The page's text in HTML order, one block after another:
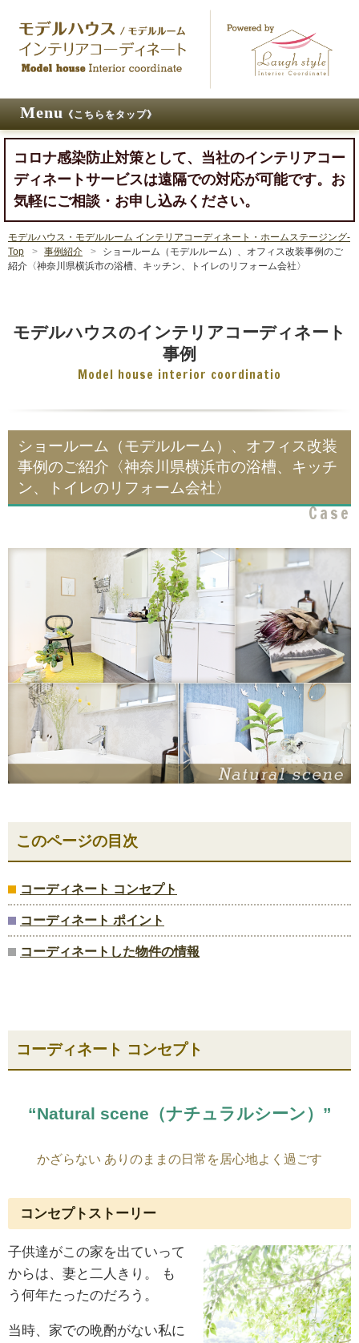
Menu 《こちらをタップ》
コロナ感染防止対策として、当社のインテリアコー
ディネートサービスは遠隔での対応が可能です。お
気軽にご相談・お申し込みください。
モデルハウス・モデルルーム インテリアコーディネート・ホームステージング-
Top
> 事例紹介 >
ショールーム（モデルルーム）、オフィス改装事例のご
紹介〈神奈川県横浜市の浴槽、キッチン、トイレのリフォーム会社〉
モデルハウスのインテリアコーディネート
事例
Model house interior coordinatio
ショールーム（モデルルーム）、オフィス改装
事例のご紹介〈神奈川県横浜市の浴槽、キッチ
ン、トイレのリフォーム会社〉
Case
このページの目次
コーディネート コンセプト
コーディネート ポイント
コーディネートした物件の情報
コーディネート コンセプト
“Natural scene（ナチュラルシーン）”
かざらない ありのままの日常を居心地よく過ごす
コンセプトストーリー
子供達がこの家を出ていって
からは、妻と二人きり。
も
う何年たったのだろう。
当時、家での晩酌がない私に